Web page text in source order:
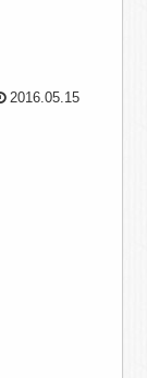
2016.05.15